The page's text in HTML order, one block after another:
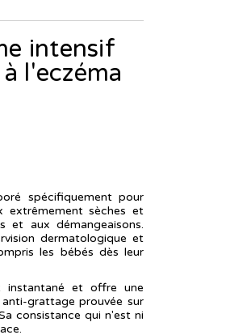
intensif
l'eczéma
spécifiquement pour
extrêmement sèches et
et aux démangeaisons.
dermatologique et
les bébés dès leur
instantané et offre une
grattage prouvée sur
consistance qui n'est ni